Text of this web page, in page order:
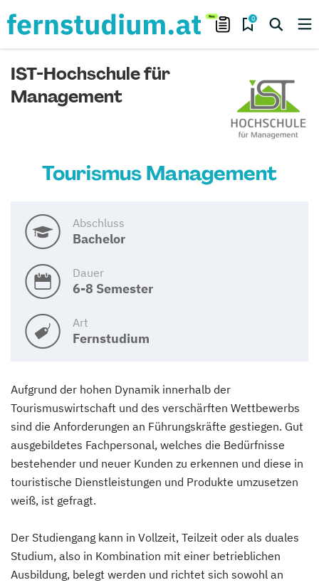
0
IST-Hochschule für
Management
Tourismus Management
Abschluss
Bachelor
Dauer
6-8 Semester
Art
Fernstudium
Aufgrund der hohen Dynamik innerhalb der
Tourismuswirtschaft und des verschärften Wettbewerbs
sind die Anforderungen an Führungskräfte gestiegen. Gut
ausgebildetes Fachpersonal, welches die Bedürfnisse
bestehender und neuer Kunden zu erkennen und diese in
touristische Dienstleistungen und Produkte umzusetzen
weiß, ist gefragt.
Der Studiengang kann in Vollzeit, Teilzeit oder als duales
Studium, also in Kombination mit einer betrieblichen
Ausbildung, belegt werden und richtet sich sowohl an